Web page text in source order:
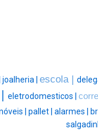
joalheria | escola |
eletrodomesticos |
| pallet | alarmes |